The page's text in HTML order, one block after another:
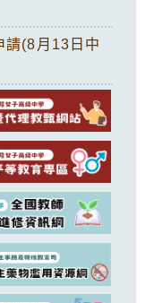
請(8月13日中